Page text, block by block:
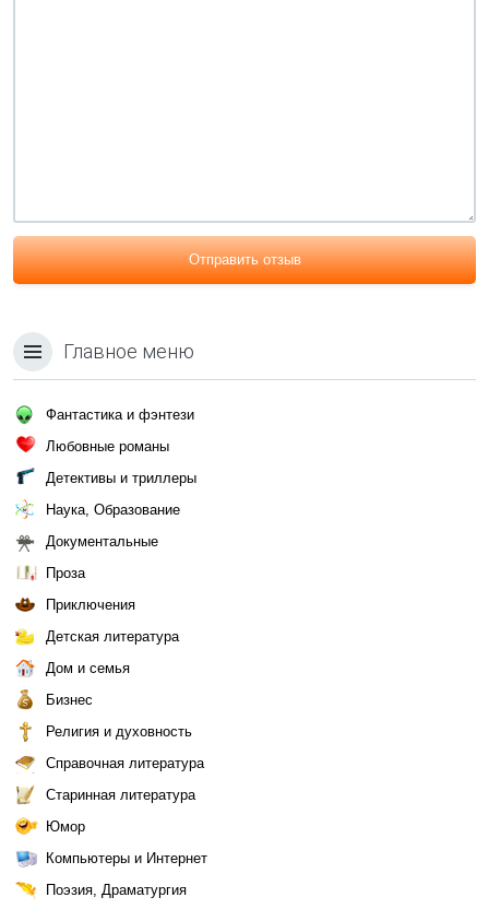
Отправить отзыв
Главное меню
Фантастика и фэнтези
Любовные романы
Детективы и триллеры
Наука, Образование
Документальные
Проза
Приключения
Детская литература
Дом и семья
Бизнес
Религия и духовность
Справочная литература
Старинная литература
Юмор
Компьютеры и Интернет
Поэзия, Драматургия